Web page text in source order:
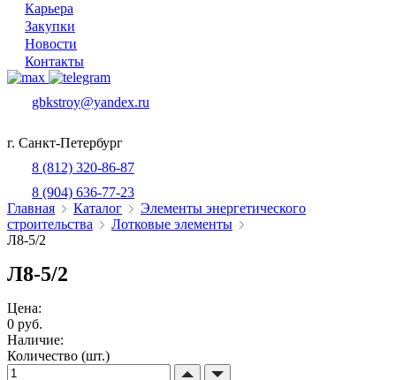
Карьера
Закупки
Новости
Контакты
gbkstroy@yandex.ru
г. Санкт-Петербург
8 (812) 320-86-87
8 (904) 636-77-23
Главная
Каталог
Элементы энергетического
строительства
Лотковые элементы
Л8-5/2
Л8-5/2
Цена:
0 руб.
Наличие:
Количество (шт.)